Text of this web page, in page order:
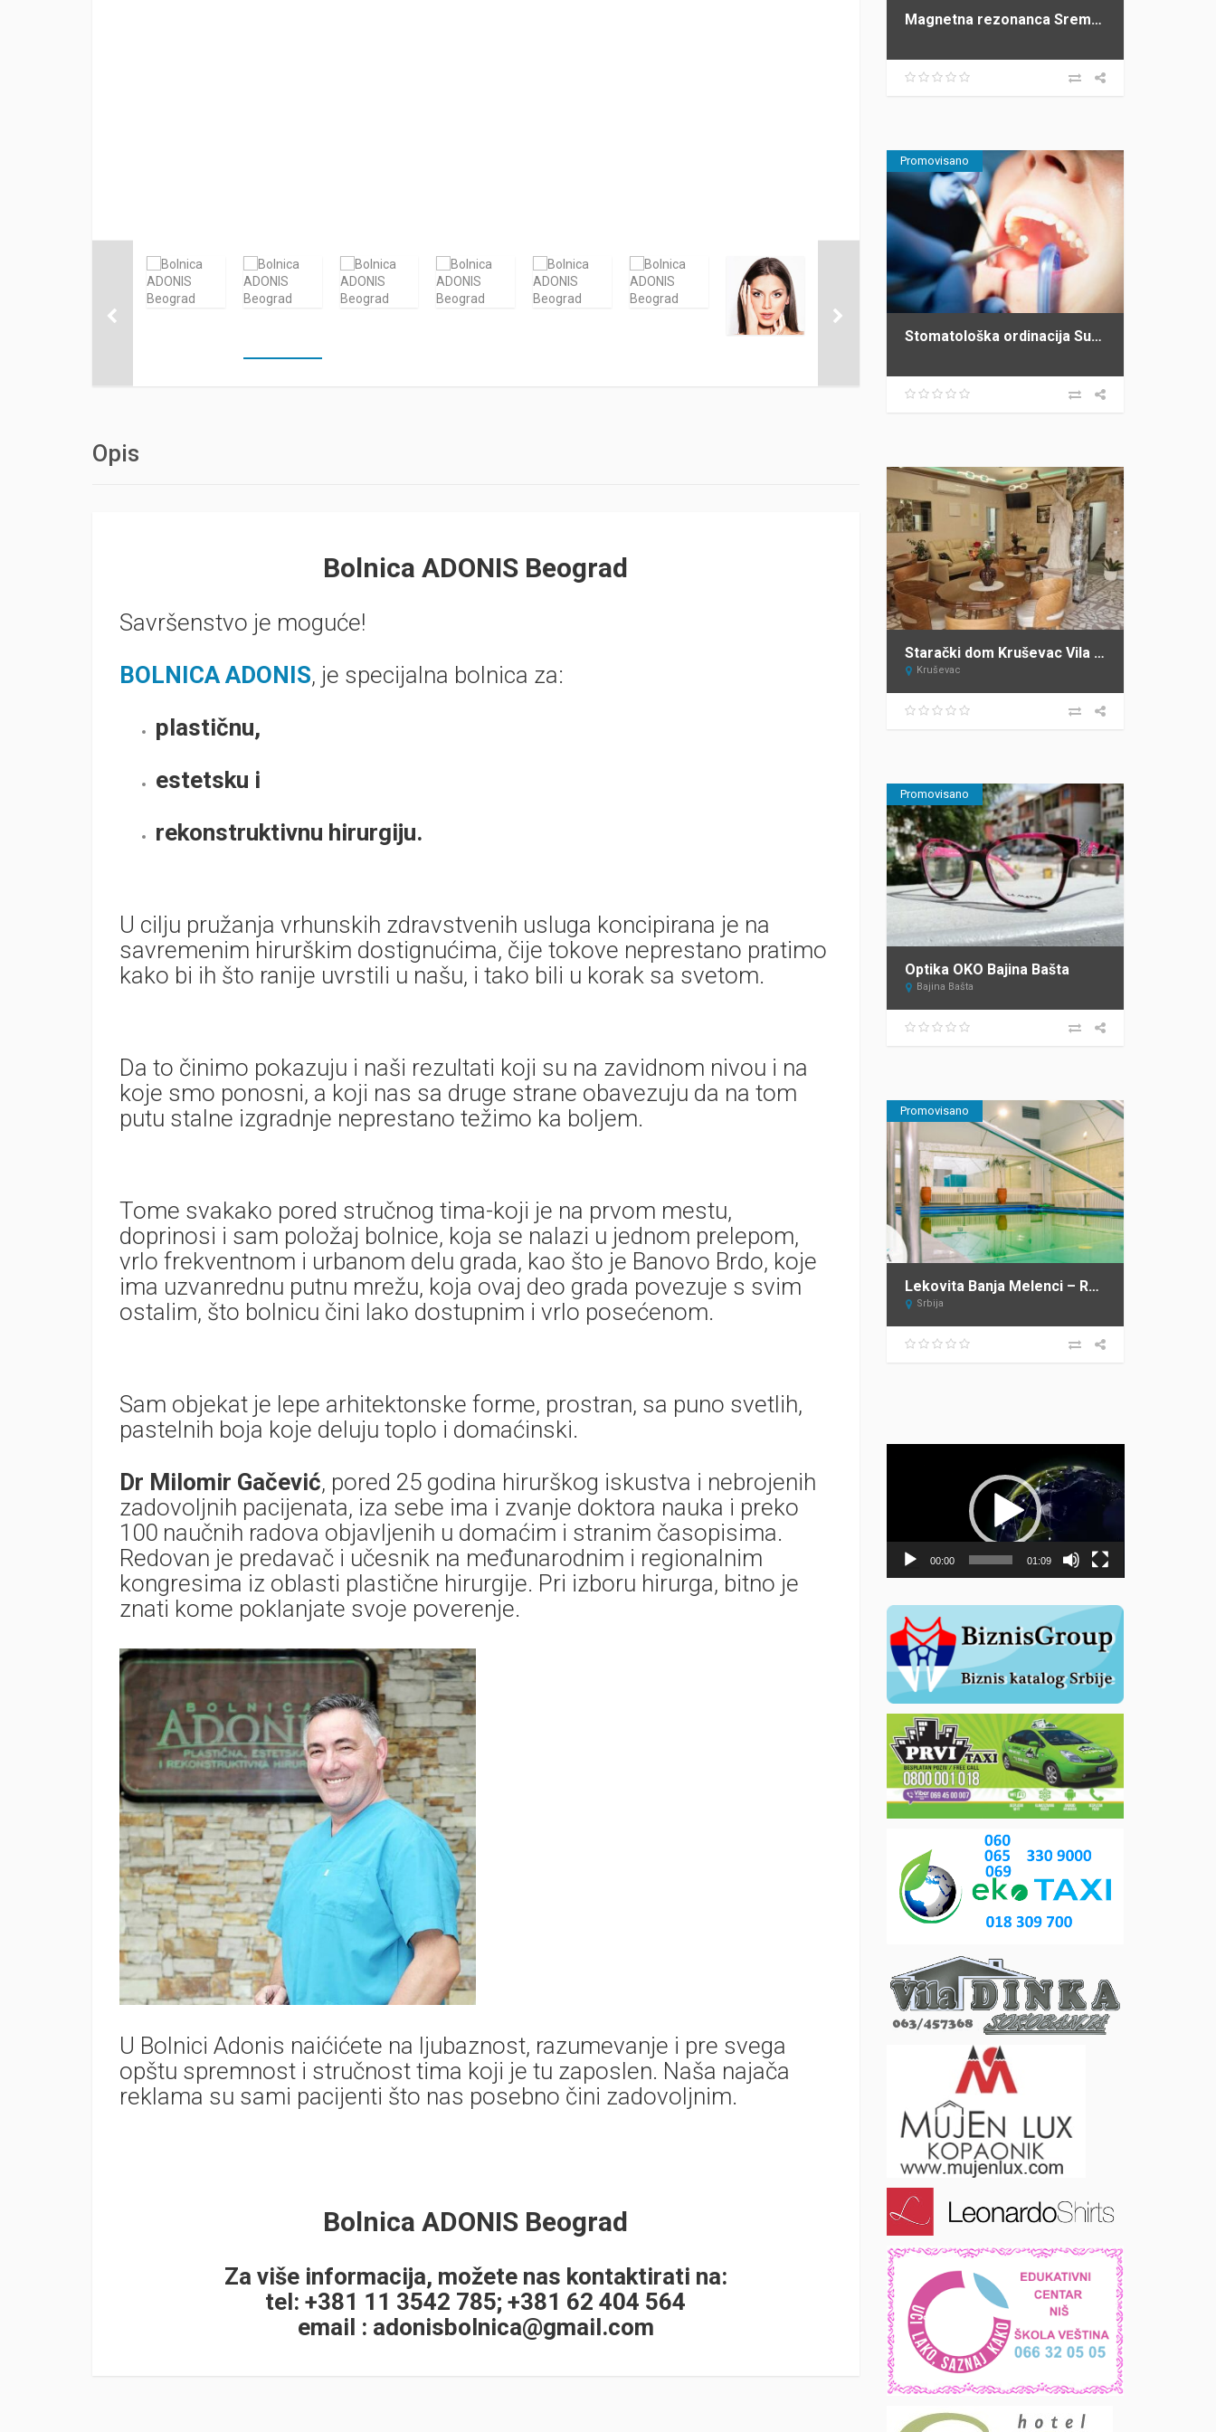
Opis
Bolnica ADONIS Beograd
Savršenstvo je moguće!
BOLNICA ADONIS, je specijalna bolnica za:
plastičnu,
estetsku i
rekonstruktivnu hirurgiju.
U cilju pružanja vrhunskih zdravstvenih usluga koncipirana je na
savremenim hirurškim dostignućima, čije tokove neprestano pratimo
kako bi ih što ranije uvrstili u našu, i tako bili u korak sa svetom.
Da to činimo pokazuju i naši rezultati koji su na zavidnom nivou i na
koje smo ponosni, a koji nas sa druge strane obavezuju da na tom
putu stalne izgradnje neprestano težimo ka boljem.
Tome svakako pored stručnog tima-koji je na prvom mestu,
doprinosi i sam položaj bolnice, koja se nalazi u jednom prelepom,
vrlo frekventnom i urbanom delu grada, kao što je Banovo Brdo, koje
ima uzvanrednu putnu mrežu, koja ovaj deo grada povezuje s svim
ostalim, što bolnicu čini lako dostupnim i vrlo posećenom.
Sam objekat je lepe arhitektonske forme, prostran, sa puno svetlih,
pastelnih boja koje deluju toplo i domaćinski.
Dr Milomir Gačević, pored 25 godina hirurškog iskustva i nebrojenih
zadovoljnih pacijenata, iza sebe ima i zvanje doktora nauka i preko
100 naučnih radova objavljenih u domaćim i stranim časopisima.
Redovan je predavač i učesnik na međunarodnim i regionalnim
kongresima iz oblasti plastične hirurgije. Pri izboru hirurga, bitno je
znati kome poklanjate svoje poverenje.
U Bolnici Adonis naićićete na ljubaznost, razumevanje i pre svega
opštu spremnost i stručnost tima koji je tu zaposlen. Naša najača
reklama su sami pacijenti što nas posebno čini zadovoljnim.
Bolnica ADONIS Beograd
Za više informacija, možete nas kontaktirati na:
tel: +381 11 3542 785; +381 62 404 564
email : adonisbolnica@gmail.com
Magnetna rezonanca Sremska Mitrovica
Promovisano
Stomatološka ordinacija Subotički Stara Pazova
Starački dom Kruševac Vila Tresava
Kruševac
Promovisano
Optika OKO Bajina Bašta
Bajina Bašta
Promovisano
Lekovita Banja Melenci – Rusanda
Srbija
00:00 01:09